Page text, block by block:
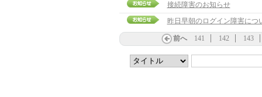
接続障害のお知らせ
昨日早朝のログイン障害につ
前へ 141 142 143